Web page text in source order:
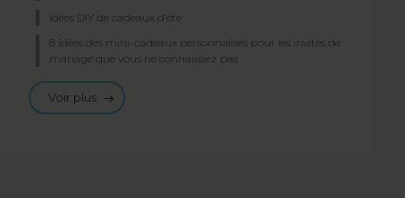
Idées DIY de cadeaux d’été
8 idées des mini-cadeaux personnalisés pour les invités de
mariage que vous ne connaissiez pas
Voir plus